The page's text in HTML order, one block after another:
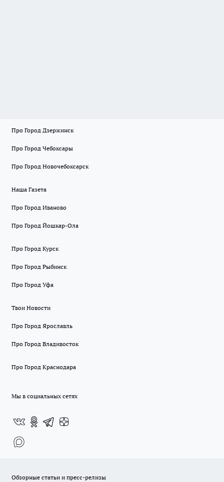
Про Город Дзержинск
Про Город Чебоксары
Про Город Новочебоксарск
Наша Газета
Про Город Иваново
Про Город Йошкар-Ола
Про Город Курск
Про Город Рыбинск
Про Город Уфа
Твои Новости
Про Город Ярославль
Про Город Владивосток
Про Город Краснодара
Мы в социальных сетях
Обзорные статьи и пресс-релизы